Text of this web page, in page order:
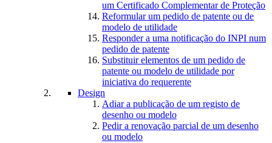
um Certificado Complementar de Proteção
Reformular um pedido de patente ou de
modelo de utilidade
Responder a uma notificação do INPI num
pedido de patente
Substituir elementos de um pedido de
patente ou modelo de utilidade por
iniciativa do requerente
Design
Adiar a publicação de um registo de
desenho ou modelo
Pedir a renovação parcial de um desenho
ou modelo